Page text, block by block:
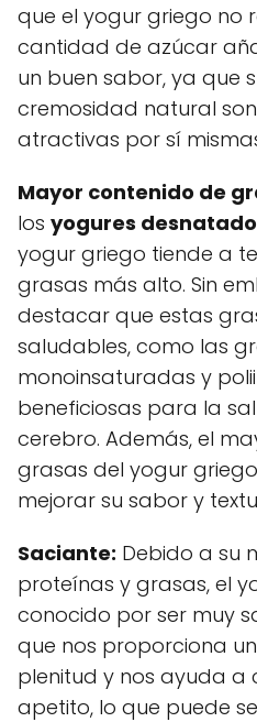
que el yogur griego no
cantidad de azúcar
un buen sabor, ya que
cremosidad natural
atractivas por sí
Mayor contenido de
los yogures
yogur griego tiende a
grasas más alto. Sin
destacar que estas
saludables, como las
monoinsaturadas y
beneficiosas para la
cerebro. Además, el
grasas del yogur
mejorar su sabor y
Saciante: Debido a su
proteínas y grasas, el
conocido por ser muy
que nos proporciona
plenitud y nos ayuda a
apetito, lo que puede